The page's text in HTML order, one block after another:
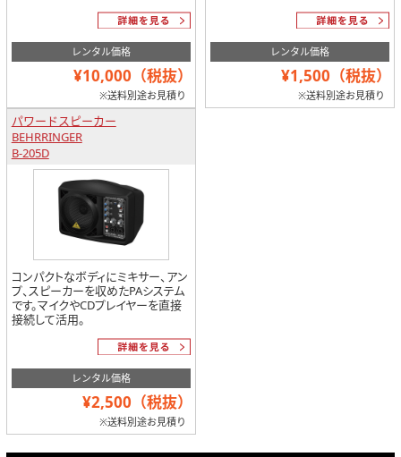
レンタル価格
¥10,000（税抜）
※送料別途お見積り
レンタル価格
¥1,500（税抜）
※送料別途お見積り
パワードスピーカー
BEHRRINGER
B-205D
コンパクトなボディにミキサー、アン
プ、スピーカーを収めたPAシステム
です。マイクやCDプレイヤーを直接
接続して活用。
レンタル価格
¥2,500（税抜）
※送料別途お見積り